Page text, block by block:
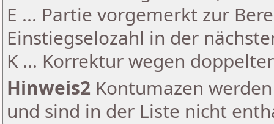
E ... Partie vorgemerkt zur
Einstiegselozahl in der
K ... Korrektur wegen
Hinweis2 Kontumazen
und sind in der Liste nicht